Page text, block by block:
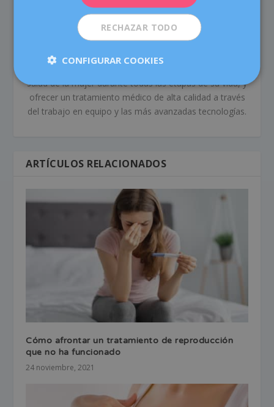
atención integral a la mujer en las áreas de Obstetricia,
Ginecología y Medicina de la Reproducción, pionero en
su ámbito de actuación, y con más de 80 años de
experiencia. Contamos con más de 60 médicos y
salud de la mujer durante todas las etapas de su vida, y
ofrecer un tratamiento médico de alta calidad a través
del trabajo en equipo y las más avanzadas tecnologías.
ARTÍCULOS RELACIONADOS
Cómo afrontar un tratamiento de reproducción
que no ha funcionado
24 noviembre, 2021
RECHAZAR TODO
CONFIGURAR COOKIES